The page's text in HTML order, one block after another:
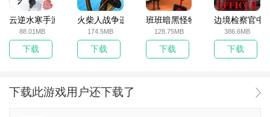
云逆水寒手游
88.01MB
下载
火柴人战争遗产无敌版
174.5MB
下载
班班暗黑怪物生存挑战5
128.75MB
下载
边境检察官中
386.6MB
下载
下载此游戏用户还下载了